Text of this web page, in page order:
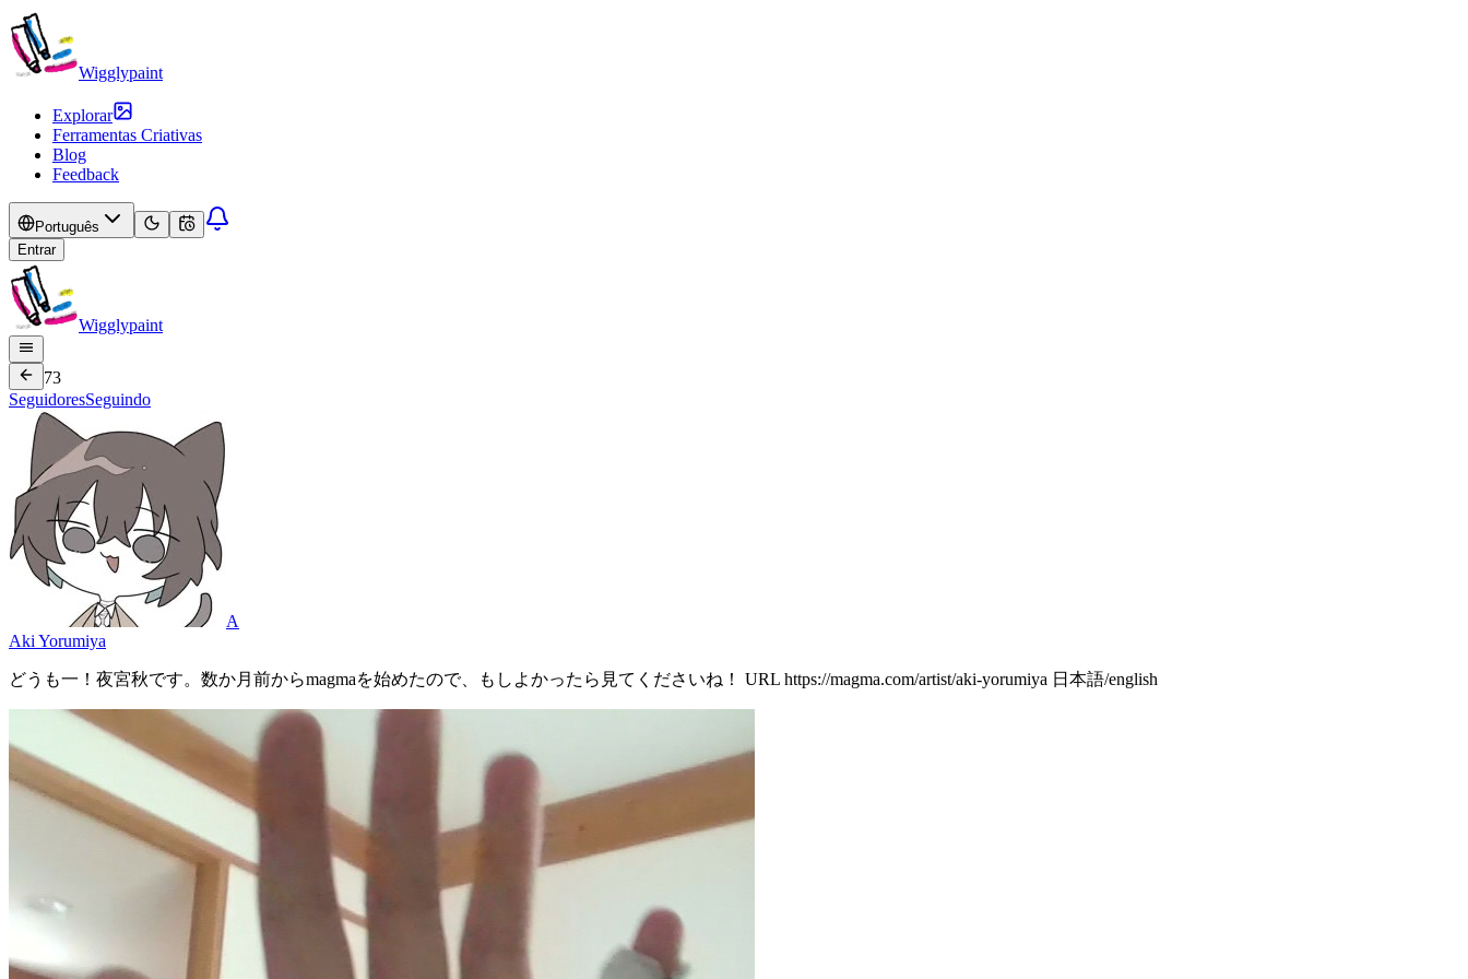
Wigglypaint
Explorar
Ferramentas Criativas
Blog
Feedback
Português
Entrar
Wigglypaint
73
SeguidoresSeguindo
A
Aki Yorumiya
どうも一！夜宮秋です。数か月前からmagmaを始めたので、もしよかったら見てくださいね！ URL https://magma.com/artist/aki-yorumiya 日本語/english